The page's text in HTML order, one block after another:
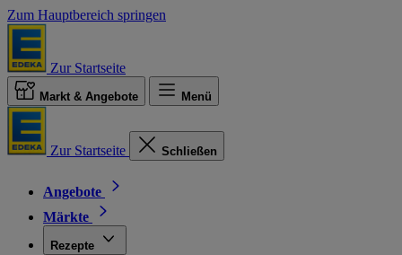
Zum Hauptbereich springen
Zur Startseite
Markt & Angebote Menü
Zur Startseite Schließen
Angebote
Märkte
Rezepte